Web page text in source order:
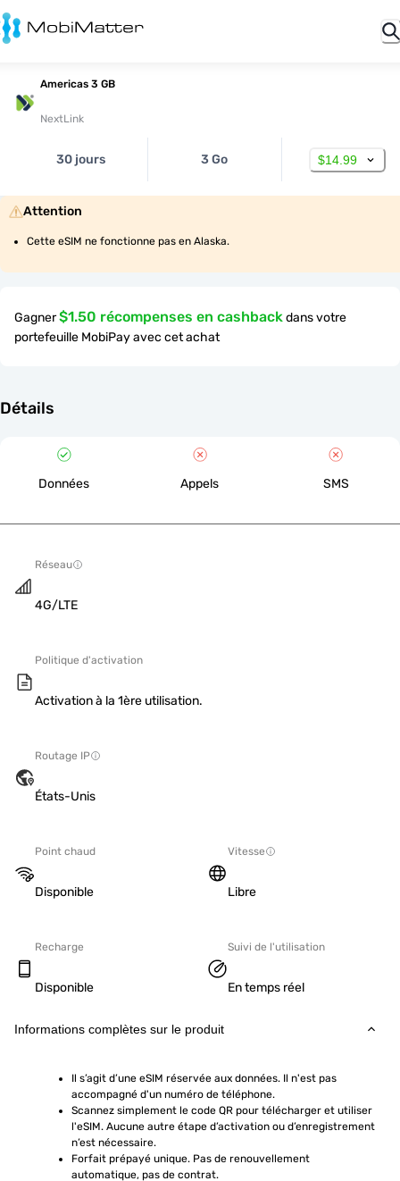
Americas 3 GB
NextLink
30 jours 3 Go $14.99
Attention
Cette eSIM ne fonctionne pas en Alaska.
Gagner$1.50 récompenses en cashbackdans votre
portefeuille MobiPay avec cet achat
Détails
Données Appels SMS
Réseau
4G/LTE
Politique d'activation
Activation à la 1ère utilisation.
Routage IP
États-Unis
Point chaud
Disponible
Vitesse
Libre
Recharge
Disponible
Suivi de l'utilisation
En temps réel
Informations complètes sur le produit
Il s’agit d’une eSIM réservée aux données. Il n'est pas
accompagné d'un numéro de téléphone.
Scannez simplement le code QR pour télécharger et utiliser
l'eSIM. Aucune autre étape d’activation ou d’enregistrement
n’est nécessaire.
Forfait prépayé unique. Pas de renouvellement
automatique, pas de contrat.